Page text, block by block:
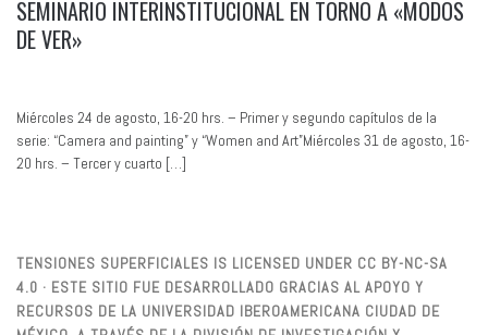
SEMINARIO INTERINSTITUCIONAL EN TORNO A «MODOS
DE VER»
Miércoles 24 de agosto, 16-20 hrs. – Primer y segundo capítulos de la
serie: “Camera and painting” y “Women and Art”Miércoles 31 de agosto, 16-
20 hrs. – Tercer y cuarto […]
TENSIONES SUPERFICIALES IS LICENSED UNDER CC BY-NC-SA
4.0 · ESTE SITIO FUE DESARROLLADO GRACIAS AL APOYO Y
RECURSOS DE LA UNIVERSIDAD IBEROAMERICANA CIUDAD DE